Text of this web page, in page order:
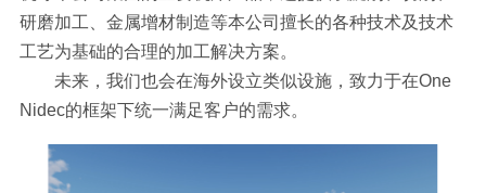
研磨加工、金属增材制造等本公司擅长的各种技术及技术
工艺为基础的合理的加工解决方案。
未来，我们也会在海外设立类似设施，致力于在One
Nidec的框架下统一满足客户的需求。